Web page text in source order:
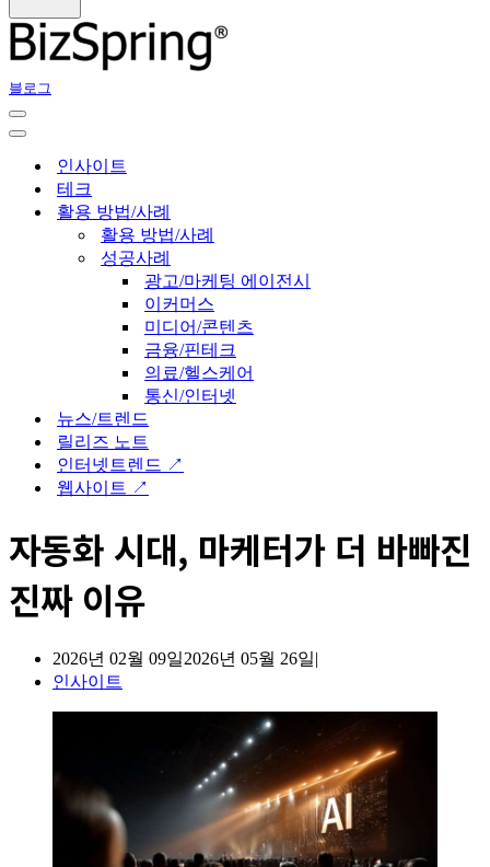
해
검
하
기...
블로그
내
비
내
인사이트
테크
활용 방법/사례
활용 방법/사례
성공사례
광고/마케팅 에이전시
이커머스
미디어/콘텐츠
금융/핀테크
의료/헬스케어
통신/인터넷
뉴스/트렌드
릴리즈 노트
인터넷트렌드 ↗
웹사이트 ↗
자동화 시대, 마케터가 더 바빠진
진짜 이유
2026년 02월 09일2026년 05월 26일
인사이트